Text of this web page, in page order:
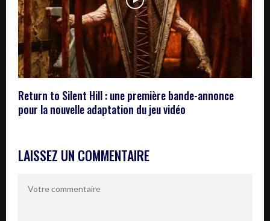
Return to Silent Hill : une première bande-annonce
pour la nouvelle adaptation du jeu vidéo
LAISSEZ UN COMMENTAIRE